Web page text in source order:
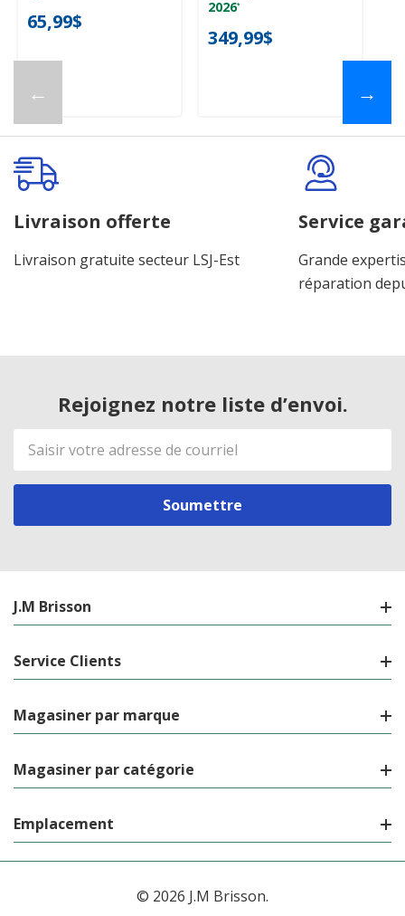
←
65,99$
2026*
349,99$
→
Livraison offerte
Livraison gratuite secteur LSJ-Est
Service
Grande
réparation
Rejoignez notre liste d’envoi.
Adresse
de
courriel
J.M Brisson
Service Clients
Magasiner par marque
Magasiner par catégorie
Emplacement
© 2026 J.M Brisson.